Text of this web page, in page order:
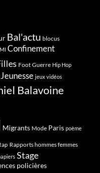
Bal'actu blocus
Confinement
Foot Guerre Hip Hop
Jeunesse jeux vidéos
Balavoine
Migrants Mode Paris poème
Rapports hommes femmes
Stage
policières